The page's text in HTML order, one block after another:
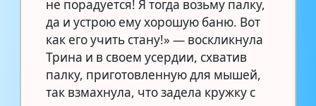
не порадуется! Я тогда возьму палку,
да и устрою ему хорошую баню. Вот
как его учить стану!» — воскликнула
Трина и в своем усердии, схватив
палку, приготовленную для мышей,
так взмахнула, что задела кружку с